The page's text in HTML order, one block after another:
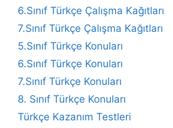
6.Sınıf Türkçe Çalışma Kağıtları
7.Sınıf Türkçe Çalışma Kağıtları
5.Sınıf Türkçe Konuları
6.Sınıf Türkçe Konuları
7.Sınıf Türkçe Konuları
8. Sınıf Türkçe Konuları
Türkçe Kazanım Testleri